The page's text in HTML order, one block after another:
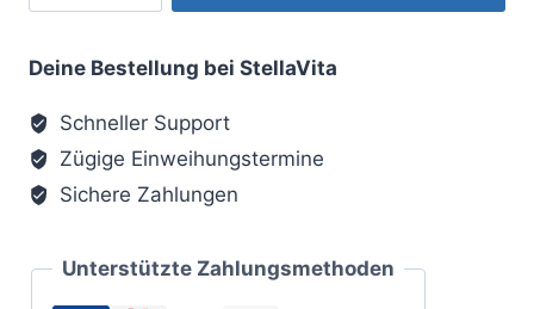
Menge
Deine Bestellung bei StellaVita
Schneller Support
Zügige Einweihungstermine
Sichere Zahlungen
Unterstützte Zahlungsmethoden